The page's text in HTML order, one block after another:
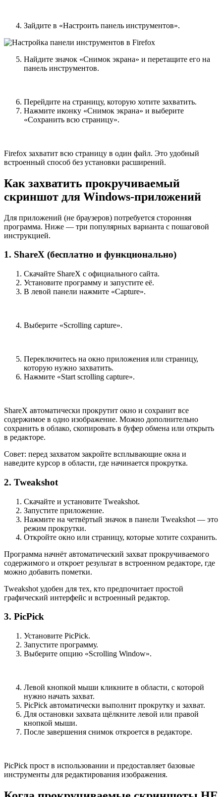
Зайдите в «Настроить панель инструментов».
Найдите значок «Снимок экрана» и перетащите его на
панель инструментов.
Перейдите на страницу, которую хотите захватить.
Нажмите иконку «Снимок экрана» и выберите
«Сохранить всю страницу».
Firefox захватит всю страницу в один файл. Это удобный
встроенный способ без установки расширений.
Как захватить прокручиваемый
скриншот для Windows-приложений
Для приложений (не браузеров) потребуется сторонняя
программа. Ниже — три популярных варианта с пошаговой
инструкцией.
1. ShareX (бесплатно и функционально)
Скачайте ShareX с официального сайта.
Установите программу и запустите её.
В левой панели нажмите «Capture».
Выберите «Scrolling capture».
Переключитесь на окно приложения или страницу,
которую нужно захватить.
Нажмите «Start scrolling capture».
ShareX автоматически прокрутит окно и сохранит все
содержимое в одно изображение. Можно дополнительно
сохранить в облако, скопировать в буфер обмена или открыть
в редакторе.
Совет: перед захватом закройте всплывающие окна и
наведите курсор в области, где начинается прокрутка.
2. Tweakshot
Скачайте и установите Tweakshot.
Запустите приложение.
Нажмите на четвёртый значок в панели Tweakshot — это
режим прокрутки.
Откройте окно или страницу, которые хотите сохранить.
Программа начнёт автоматический захват прокручиваемого
содержимого и откроет результат в встроенном редакторе, где
можно добавить пометки.
Tweakshot удобен для тех, кто предпочитает простой
графический интерфейс и встроенный редактор.
3. PicPick
Установите PicPick.
Запустите программу.
Выберите опцию «Scrolling Window».
Левой кнопкой мыши кликните в области, с которой
нужно начать захват.
PicPick автоматически выполнит прокрутку и захват.
Для остановки захвата щёлкните левой или правой
кнопкой мыши.
После завершения снимок откроется в редакторе.
PicPick прост в использовании и предоставляет базовые
инструменты для редактирования изображения.